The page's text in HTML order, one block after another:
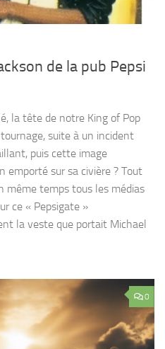
de la pub Pepsi
la tête de notre King of Pop
suite à un incident
puis cette image
emporté sur sa civière ? Tout
même temps tous les médias
ce « Pepsigate »
la veste que portait Michael
0